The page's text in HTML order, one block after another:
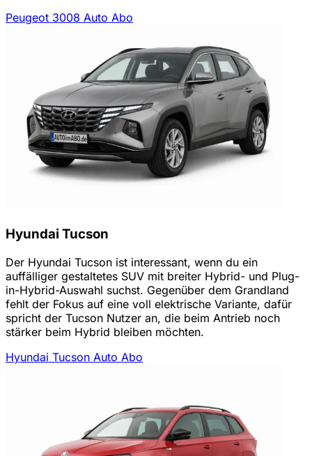
Peugeot 3008 Auto Abo
Hyundai Tucson
Der Hyundai Tucson ist interessant, wenn du ein
auffälliger gestaltetes SUV mit breiter Hybrid- und Plug-
in-Hybrid-Auswahl suchst. Gegenüber dem Grandland
fehlt der Fokus auf eine voll elektrische Variante, dafür
spricht der Tucson Nutzer an, die beim Antrieb noch
stärker beim Hybrid bleiben möchten.
Hyundai Tucson Auto Abo